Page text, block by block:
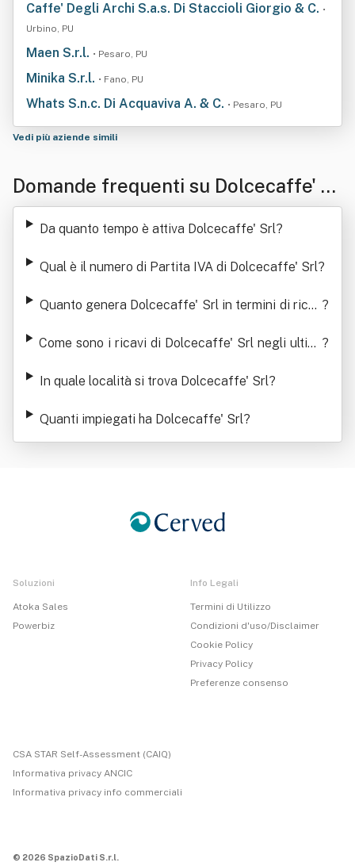
Caffe' Degli Archi S.a.s. Di Staccioli Giorgio & C. •
Urbino, PU
Maen S.r.l. • Pesaro, PU
Minika S.r.l. • Fano, PU
Whats S.n.c. Di Acquaviva A. & C. • Pesaro, PU
Vedi più aziende simili
Domande frequenti su Dolcecaffe' Sr
l
Da quanto tempo è attiva Dolcecaffe' Srl?
Qual è il numero di Partita IVA di Dolcecaffe' Srl?
Quanto genera Dolcecaffe' Srl in termini di ricav ?
Come sono i ricavi di Dolcecaffe' Srl negli ultimi ?
In quale località si trova Dolcecaffe' Srl?
Quanti impiegati ha Dolcecaffe' Srl?
Soluzioni
Atoka Sales
Powerbiz
Info Legali
Termini di Utilizzo
Condizioni d'uso/Disclaimer
Cookie Policy
Privacy Policy
Preferenze consenso
CSA STAR Self-Assessment (CAIQ)
Informativa privacy ANCIC
Informativa privacy info commerciali
© 2026 SpazioDati S.r.l.